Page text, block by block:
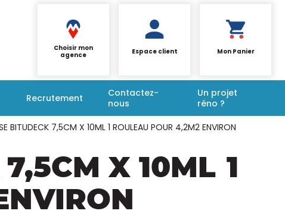
Choisir mon
agence
Espace client Mon Panier
Recrutement
Contactez-
nous
Un projet
réno ?
BITUDECK 7,5CM X 10ML 1 ROULEAU POUR 4,2M2 ENVIRON
X 10ML 1